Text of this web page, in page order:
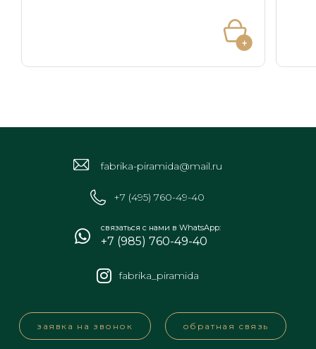
fabrika-piramida@mail.ru
+7 (495) 760-49-40
связаться с нами в WhatsApp:
+7 (985) 760-49-40
fabrika_piramida
заявка на звонок обратная связь